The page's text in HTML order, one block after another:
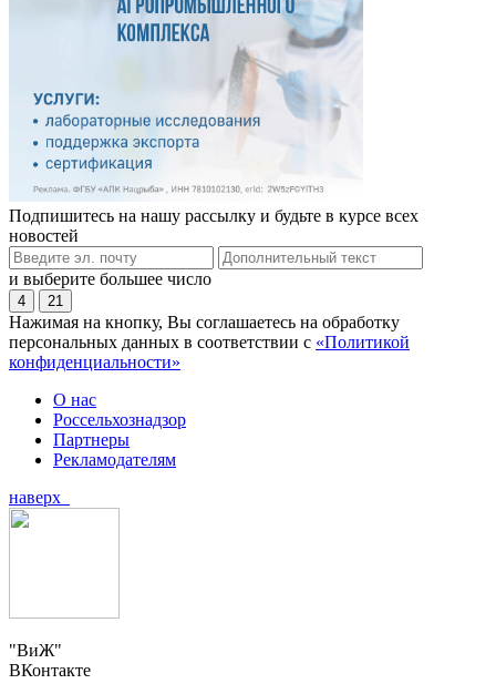
Подпишитесь на нашу рассылку и будьте в курсе всех
новостей
и выберите большее число
4 21
Нажимая на кнопку, Вы соглашаетесь на обработку
персональных данных в соответствии с «Политикой
конфиденциальности»
О нас
Россельхознадзор
Партнеры
Рекламодателям
наверх
"ВиЖ"
ВКонтакте